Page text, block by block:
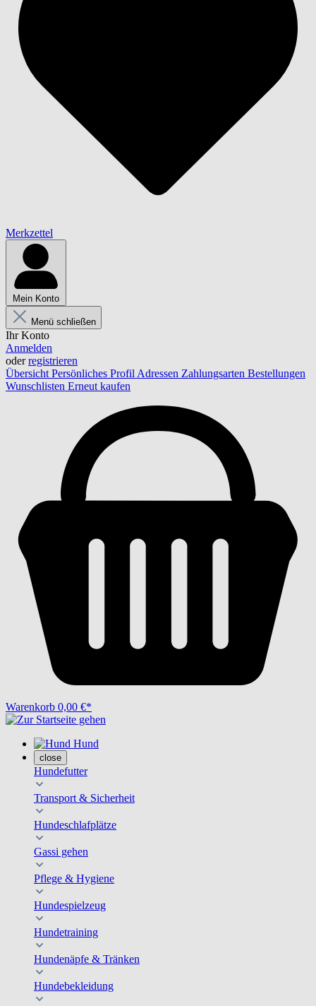
Merkzettel
Mein Konto
Menü schließen
Ihr Konto
Anmelden
oderregistrieren
Übersicht Persönliches Profil Adressen Zahlungsarten Bestellungen
Wunschlisten Erneut kaufen
Warenkorb 0,00 €*
Hund
close
Hundefutter
Transport & Sicherheit
Hundeschlafplätze
Gassi gehen
Pflege & Hygiene
Hundespielzeug
Hundetraining
Hundenäpfe & Tränken
Hundebekleidung